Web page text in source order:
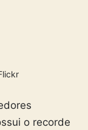
o recorde